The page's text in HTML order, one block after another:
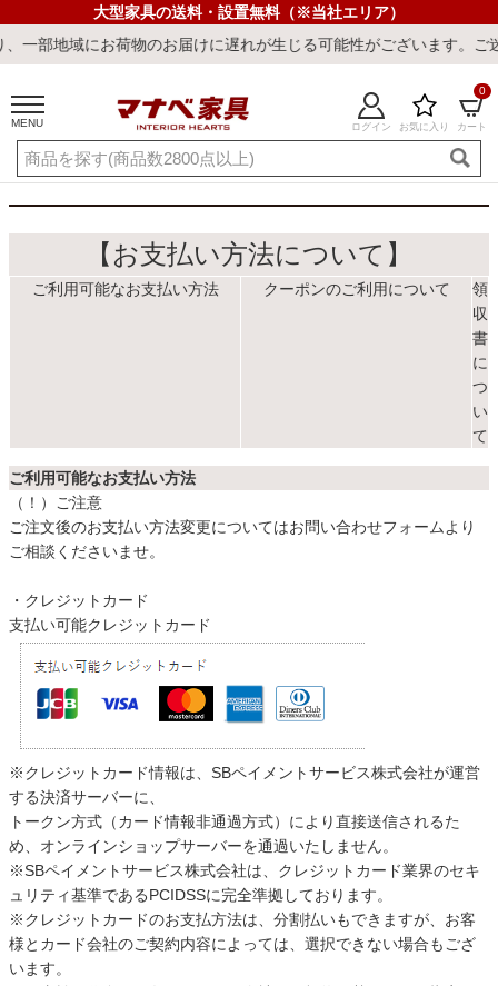
大型家具の送料・設置無料（※当社エリア）
域にお荷物のお届けに遅れが生じる可能性がございます。ご迷惑
MENU ログイン お気に入り カート
0
ご利用ガイド 新規会員登録
店舗一覧 閲覧履歴
キーワード・商品番号で探す
最短発送 冷感ラグ 冷感寝具 ワークデスク ウィルトンラ
ソファ
テレビ台・リビング家具
ダイニングテーブル・セット
椅子・チェア
食器棚・キッチン収納
【お支払い方法について】
ご利用可能なお支払い方法 クーポンのご利用について
領
収
書
に
つ
い
て
ご利用可能なお支払い方法
（！）ご注意
ご注文後のお支払い方法変更についてはお問い合わせフォームより
ご相談くださいませ。
・クレジットカード
支払い可能クレジットカード
※クレジットカード情報は、SBペイメントサービス株式会社が運営
する決済サーバーに、
トークン方式（カード情報非通過方式）により直接送信されるた
め、オンラインショップサーバーを通過いたしません。
※SBペイメントサービス株式会社は、クレジットカード業界のセキ
ュリティ基準であるPCIDSSに完全準拠しております。
※クレジットカードのお支払方法は、分割払いもできますが、お客
様とカード会社のご契約内容によっては、選択できない場合もござ
います。